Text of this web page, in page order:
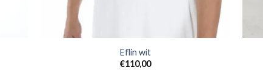
Eflin wit
€110,00